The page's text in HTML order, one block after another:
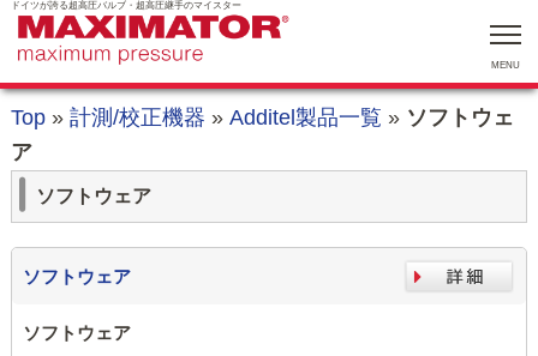
ドイツが誇る超高圧バルブ・超高圧継手のマイスター
MENU
Top» 計測/校正機器 » Additel製品一覧 » ソフトウェ
ア
ソフトウェア
ソフトウェア
ソフトウェア